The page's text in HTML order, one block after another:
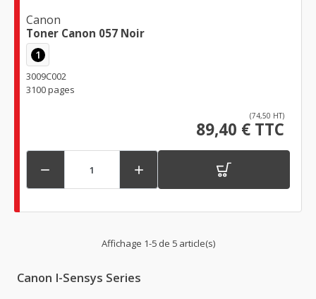
Canon
Toner Canon 057 Noir
1
3009C002
3100 pages
(74,50 HT)
89,40 € TTC
 
Affichage 1-5 de 5 article(s)
Canon I-Sensys Series